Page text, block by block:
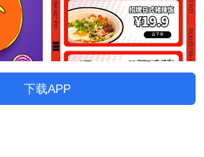
下载APP